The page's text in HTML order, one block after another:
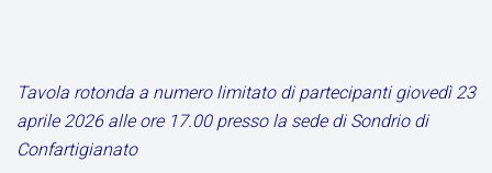
Tavola rotonda a numero limitato di partecipanti giovedì 23
aprile 2026 alle ore 17.00 presso la sede di Sondrio di
Confartigianato